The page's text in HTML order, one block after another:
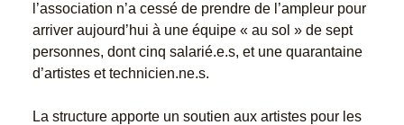
l’association n’a cessé de prendre de l’ampleur pour
arriver aujourd’hui à une équipe « au sol » de sept
personnes, dont cinq salarié.e.s, et une quarantaine
d’artistes et technicien.ne.s.
La structure apporte un soutien aux artistes pour les